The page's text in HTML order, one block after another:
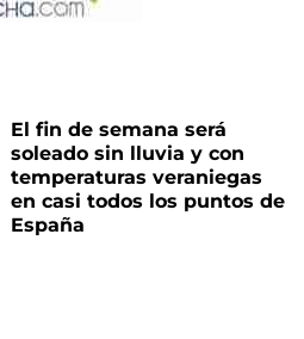
El fin de semana será
soleado sin lluvia y con
temperaturas veraniegas
en casi todos los puntos de
España